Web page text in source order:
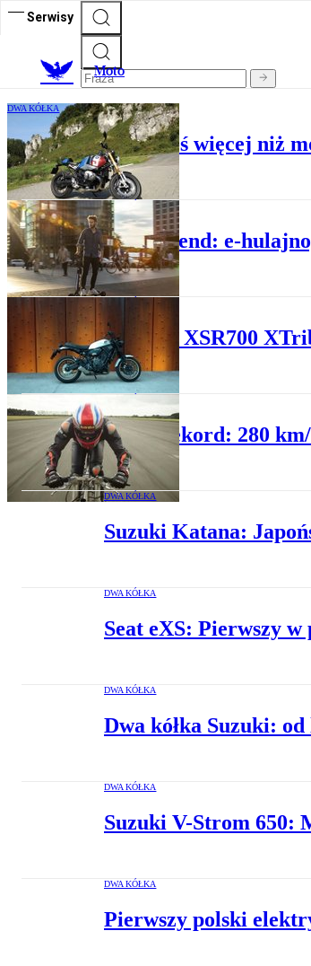
Serwisy
Moto
DWA KÓŁKA
BMW R nineT: Coś więcej niż
DWA KÓŁKA
Nowy trend: e-
Yamaha XSR700
Nowy rekord: 280
DWA KÓŁKA
Suzuki Katana:
DWA KÓŁKA
Seat eXS: Pierwszy
DWA KÓŁKA
Dwa kółka Suzuki:
DWA KÓŁKA
Suzuki V-Strom 650:
DWA KÓŁKA
Pierwszy polski